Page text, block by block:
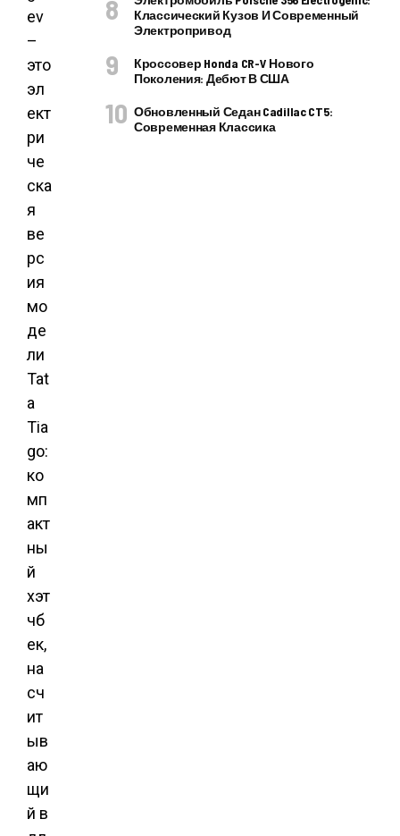
ev
–
это
эл
ект
ри
че
ска
я
ве
рс
ия
мо
де
ли
Tat
a
Tia
go:
ко
мп
акт
ны
й
хэт
чб
ек,
на
сч
ит
ыв
аю
щи
й в
Классический Кузов И Современный
Электропривод
Кроссовер Honda CR-V Нового
Поколения: Дебют В США
Обновленный Седан Cadillac CT5:
Современная Классика